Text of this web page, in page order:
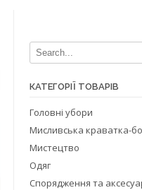
КАТЕГОРІЇ ТОВАРІВ
Головні убори
Мисливська краватка-
Мистецтво
Одяг
Спорядження та